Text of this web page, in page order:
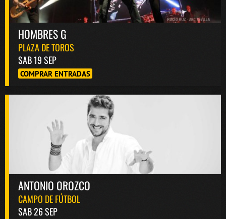
HOMBRES G
PLAZA DE TOROS
SAB 19 SEP
COMPRAR ENTRADAS
ANTONIO OROZCO
CAMPO DE FÚTBOL
SAB 26 SEP